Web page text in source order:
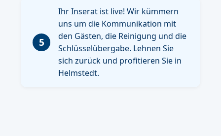
5
Ihr Inserat ist live! Wir kümmern
uns um die Kommunikation mit
den Gästen, die Reinigung und die
Schlüsselübergabe. Lehnen Sie
sich zurück und profitieren Sie in
Helmstedt.